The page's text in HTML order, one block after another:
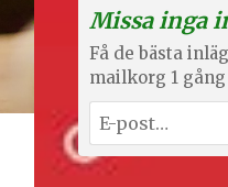
Missa inga
Få de bästa
mailkorg 1